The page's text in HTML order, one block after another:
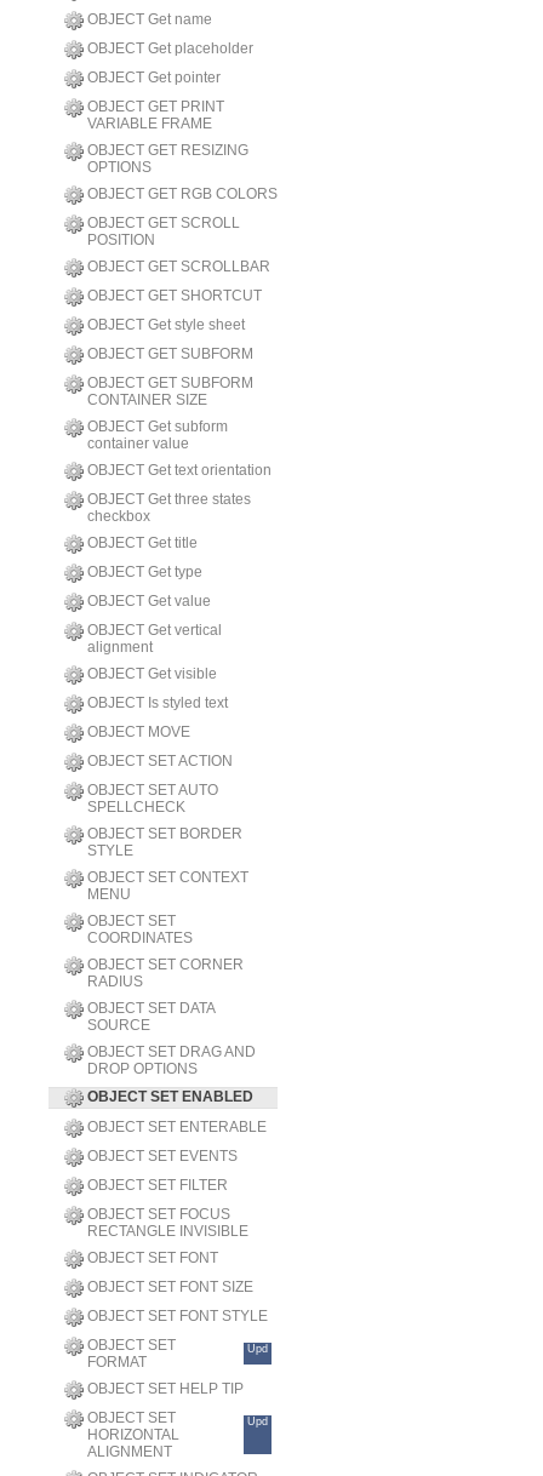
OBJECT Get name
OBJECT Get placeholder
OBJECT Get pointer
OBJECT GET PRINT
VARIABLE FRAME
OBJECT GET RESIZING
OPTIONS
OBJECT GET RGB COLORS
OBJECT GET SCROLL
POSITION
OBJECT GET SCROLLBAR
OBJECT GET SHORTCUT
OBJECT Get style sheet
OBJECT GET SUBFORM
OBJECT GET SUBFORM
CONTAINER SIZE
OBJECT Get subform
container value
OBJECT Get text orientation
OBJECT Get three states
checkbox
OBJECT Get title
OBJECT Get type
OBJECT Get value
OBJECT Get vertical
alignment
OBJECT Get visible
OBJECT Is styled text
OBJECT MOVE
OBJECT SET ACTION
OBJECT SET AUTO
SPELLCHECK
OBJECT SET BORDER
STYLE
OBJECT SET CONTEXT
MENU
OBJECT SET
COORDINATES
OBJECT SET CORNER
RADIUS
OBJECT SET DATA
SOURCE
OBJECT SET DRAG AND
DROP OPTIONS
OBJECT SET ENABLED
OBJECT SET ENTERABLE
OBJECT SET EVENTS
OBJECT SET FILTER
OBJECT SET FOCUS
RECTANGLE INVISIBLE
OBJECT SET FONT
OBJECT SET FONT SIZE
OBJECT SET FONT STYLE
OBJECT SET
FORMAT
Upd
OBJECT SET HELP TIP
OBJECT SET
HORIZONTAL
ALIGNMENT
Upd